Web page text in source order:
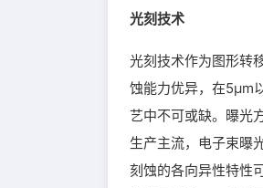
光刻技术
光刻技术作为图形转
蚀能力优异，在5μm
艺中不可或缺。曝光
生产主流，电子束曝
刻蚀的各向异性特性